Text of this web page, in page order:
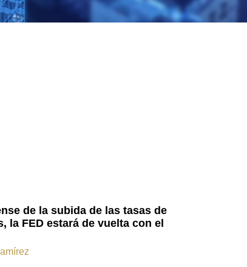
de la subida de las tasas de
la FED estará de vuelta con el